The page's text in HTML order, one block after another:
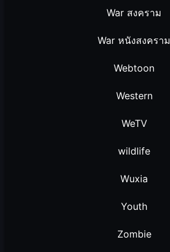
War สงคราม
War หนังสงคราม
Webtoon
Western
WeTV
wildlife
Wuxia
Youth
Zombie